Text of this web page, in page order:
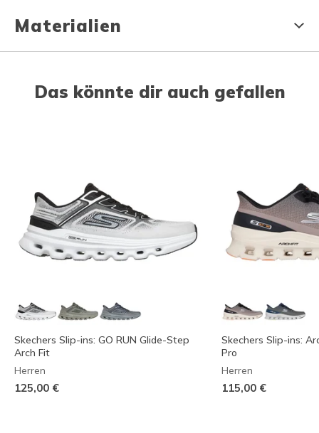
Materialien
Das könnte dir auch gefallen
Skechers Slip-ins: GO RUN Glide-Step
Arch Fit
Herren
125,00 €
Skechers Slip-ins:
Pro
Herren
115,00 €